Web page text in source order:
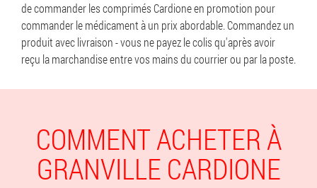
de commander les comprimés Cardione en promotion pour
commander le médicament à un prix abordable. Commandez un
produit avec livraison - vous ne payez le colis qu'après avoir
reçu la marchandise entre vos mains du courrier ou par la poste.
COMMENT ACHETER À
GRANVILLE CARDIONE